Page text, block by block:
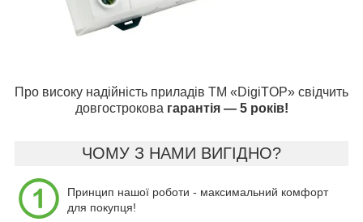
Про високу надійність приладів ТМ «DigiTOP» свідчить
довгострокова гарантія — 5 років!
ЧОМУ З НАМИ ВИГІДНО?
Принцип нашої роботи - максимальний комфорт
для покупця!